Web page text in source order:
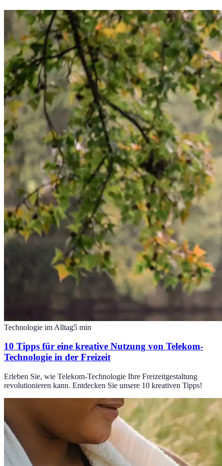
Technologie im Alltag5 min
10 Tipps für eine kreative Nutzung von Telekom-
Technologie in der Freizeit
Erleben Sie, wie Telekom-Technologie Ihre Freizeitgestaltung
revolutionieren kann. Entdecken Sie unsere 10 kreativen Tipps!